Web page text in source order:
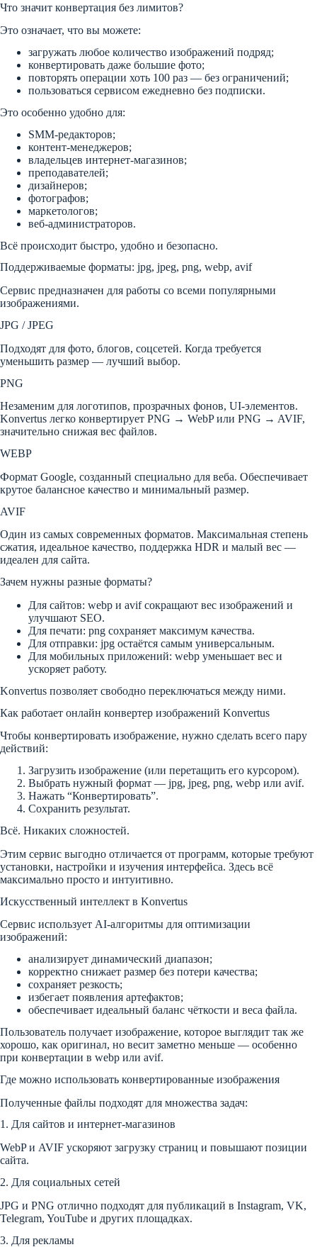
Что значит конвертация без лимитов?
Это означает, что вы можете:
загружать любое количество изображений подряд;
конвертировать даже большие фото;
повторять операции хоть 100 раз — без ограничений;
пользоваться сервисом ежедневно без подписки.
Это особенно удобно для:
SMM-редакторов;
контент-менеджеров;
владельцев интернет-магазинов;
преподавателей;
дизайнеров;
фотографов;
маркетологов;
веб-администраторов.
Всё происходит быстро, удобно и безопасно.
Поддерживаемые форматы: jpg, jpeg, png, webp, avif
Сервис предназначен для работы со всеми популярными
изображениями.
JPG / JPEG
Подходят для фото, блогов, соцсетей. Когда требуется
уменьшить размер — лучший выбор.
PNG
Незаменим для логотипов, прозрачных фонов, UI-элементов.
Konvertus легко конвертирует PNG → WebP или PNG → AVIF,
значительно снижая вес файлов.
WEBP
Формат Google, созданный специально для веба. Обеспечивает
крутое балансное качество и минимальный размер.
AVIF
Один из самых современных форматов. Максимальная степень
сжатия, идеальное качество, поддержка HDR и малый вес —
идеален для сайта.
Зачем нужны разные форматы?
Для сайтов: webp и avif сокращают вес изображений и
улучшают SEO.
Для печати: png сохраняет максимум качества.
Для отправки: jpg остаётся самым универсальным.
Для мобильных приложений: webp уменьшает вес и
ускоряет работу.
Konvertus позволяет свободно переключаться между ними.
Как работает онлайн конвертер изображений Konvertus
Чтобы конвертировать изображение, нужно сделать всего пару
действий:
Загрузить изображение (или перетащить его курсором).
Выбрать нужный формат — jpg, jpeg, png, webp или avif.
Нажать “Конвертировать”.
Сохранить результат.
Всё. Никаких сложностей.
Этим сервис выгодно отличается от программ, которые требуют
установки, настройки и изучения интерфейса. Здесь всё
максимально просто и интуитивно.
Искусственный интеллект в Konvertus
Сервис использует AI-алгоритмы для оптимизации
изображений:
анализирует динамический диапазон;
корректно снижает размер без потери качества;
сохраняет резкость;
избегает появления артефактов;
обеспечивает идеальный баланс чёткости и веса файла.
Пользователь получает изображение, которое выглядит так же
хорошо, как оригинал, но весит заметно меньше — особенно
при конвертации в webp или avif.
Где можно использовать конвертированные изображения
Полученные файлы подходят для множества задач:
1. Для сайтов и интернет-магазинов
WebP и AVIF ускоряют загрузку страниц и повышают позиции
сайта.
2. Для социальных сетей
JPG и PNG отлично подходят для публикаций в Instagram, VK,
Telegram, YouTube и других площадках.
3. Для рекламы